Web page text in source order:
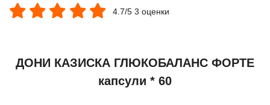
4.7/5 3 оценки
ДОНИ КАЗИСКА ГЛЮКОБАЛАНС ФОРТЕ
капсули * 60